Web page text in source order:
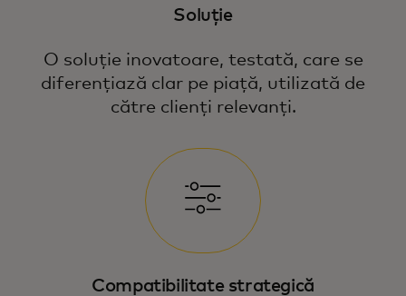
Soluție
O soluție inovatoare, testată, care se
diferențiază clar pe piață, utilizată de
către clienți relevanți.
Compatibilitate strategică